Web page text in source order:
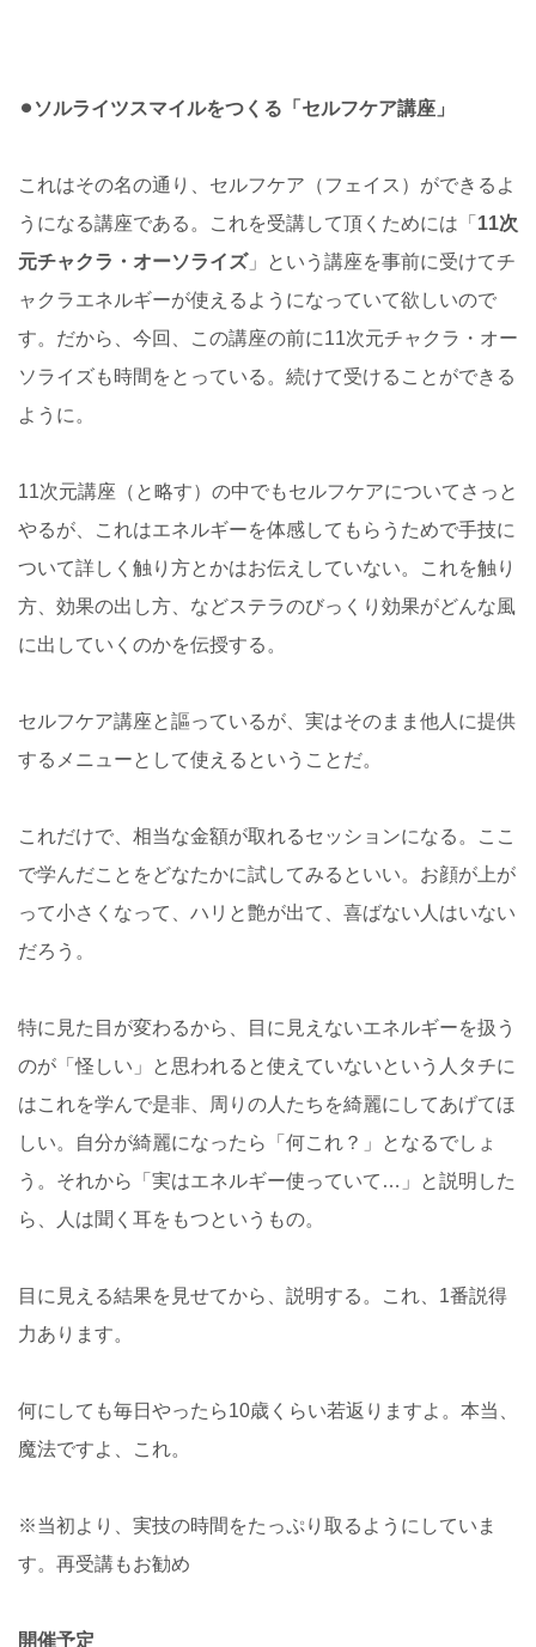
⚫︎ソルライツスマイルをつくる「セルフケア講座」
これはその名の通り、セルフケア（フェイス）ができるよ
うになる講座である。これを受講して頂くためには「 11次
元チャクラ・オーソライズ」という講座を事前に受けてチ
ャクラエネルギーが使えるようになっていて欲しいので
す。だから、今回、この講座の前に11次元チャクラ・オー
ソライズも時間をとっている。続けて受けることができる
ように。
11次元講座（と略す）の中でもセルフケアについてさっと
やるが、これはエネルギーを体感してもらうためで手技に
ついて詳しく触り方とかはお伝えしていない。これを触り
方、効果の出し方、などステラのびっくり効果がどんな風
に出していくのかを伝授する。
セルフケア講座と謳っているが、実はそのまま他人に提供
するメニューとして使えるということだ。
これだけで、相当な金額が取れるセッションになる。ここ
で学んだことをどなたかに試してみるといい。お顔が上が
って小さくなって、ハリと艶が出て、喜ばない人はいない
だろう。
特に見た目が変わるから、目に見えないエネルギーを扱う
のが「怪しい」と思われると使えていないという人タチに
はこれを学んで是非、周りの人たちを綺麗にしてあげてほ
しい。自分が綺麗になったら「何これ？」となるでしょ
う。それから「実はエネルギー使っていて…」と説明した
ら、人は聞く耳をもつというもの。
目に見える結果を見せてから、説明する。これ、1番説得
力あります。
何にしても毎日やったら10歳くらい若返りますよ。本当、
魔法ですよ、これ。
※当初より、実技の時間をたっぷり取るようにしていま
す。再受講もお勧め
開催予定